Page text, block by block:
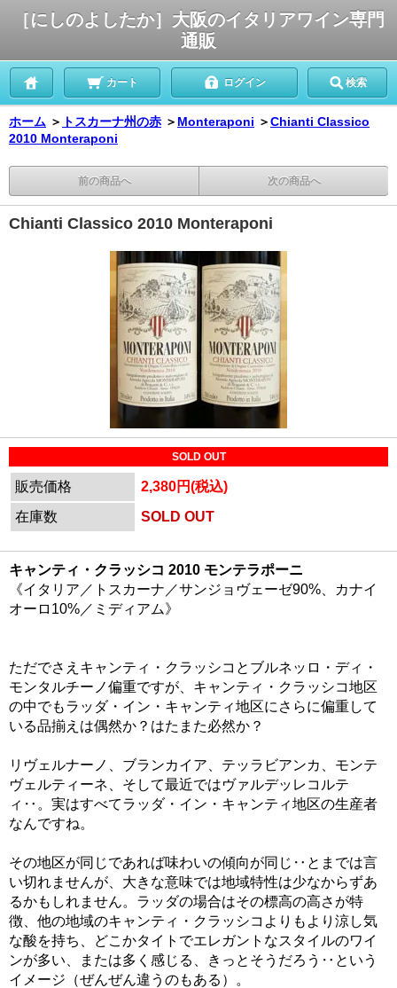
［にしのよしたか］大阪のイタリアワイン専門
通販
カート ログイン 検索
ホーム ＞ トスカーナ州の赤 ＞ Monteraponi ＞Chianti Classico
2010 Monteraponi
前の商品へ 次の商品へ
Chianti Classico 2010 Monteraponi
SOLD OUT
販売価格
2,380円(税込)
在庫数
SOLD OUT
キャンティ・クラッシコ 2010 モンテラポーニ
《イタリア／トスカーナ／サンジョヴェーゼ90%、カナイ
オーロ10%／ミディアム》
ただでさえキャンティ・クラッシコとブルネッロ・ディ・
モンタルチーノ偏重ですが、キャンティ・クラッシコ地区
の中でもラッダ・イン・キャンティ地区にさらに偏重して
いる品揃えは偶然か？はたまた必然か？
リヴェルナーノ、ブランカイア、テッラビアンカ、モンテ
ヴェルティーネ、そして最近ではヴァルデッレコルテ
ィ‥。実はすべてラッダ・イン・キャンティ地区の生産者
なんですね。
その地区が同じであれば味わいの傾向が同じ‥とまでは言
い切れませんが、大きな意味では地域特性は少なからずあ
るかもしれません。ラッダの場合はその標高の高さが特
徴、他の地域のキャンティ・クラッシコよりもより涼し気
な酸を持ち、どこかタイトでエレガントなスタイルのワイ
ンが多い、または多く感じる、きっとそうだろう‥という
イメージ（ぜんぜん違うのもある）。